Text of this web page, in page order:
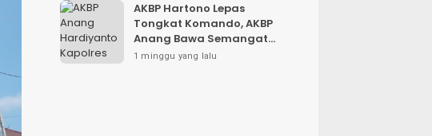
AKBP Hartono Lepas
Tongkat Komando, AKBP
Anang Bawa Semangat
Baru untuk Polres
1 minggu yang lalu